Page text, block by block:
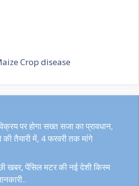
Crop disease
पर होगा सख्त सजा का प्रावधान,
तैयारी में, 4 फरवरी तक मांगे
खबर, पेंसिल मटर की नई देशी किस्म